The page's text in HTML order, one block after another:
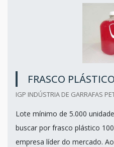
FRASCO
IGP INDÚSTRIA DE GARRAFAS
Lote mínimo de 5.000
buscar por frasco plástico
empresa líder do mercado.